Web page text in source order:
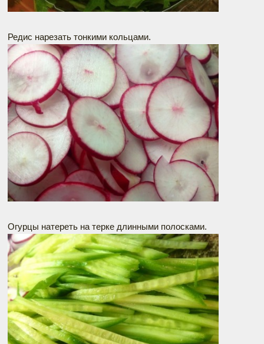
Редис нарезать тонкими кольцами.
Огурцы натереть на терке длинными полосками.